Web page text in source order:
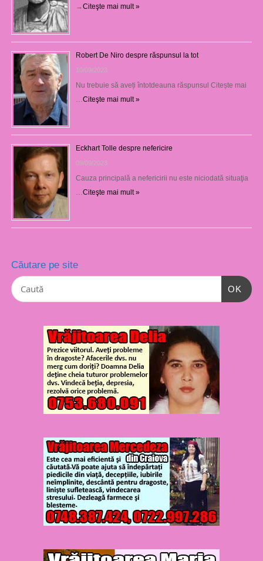
→Citeşte mai mult »
Robert De Niro despre răspunsul la tot
10/09/2023
Nu trebuie să aveți întotdeauna răspunsul Citește mai
Citeşte mai mult »
Eckhart Tolle despre nefericire
09/09/2023
Cauza principală a nefericirii nu este niciodată situaţia
Citeşte mai mult »
Căutare pe site
OK